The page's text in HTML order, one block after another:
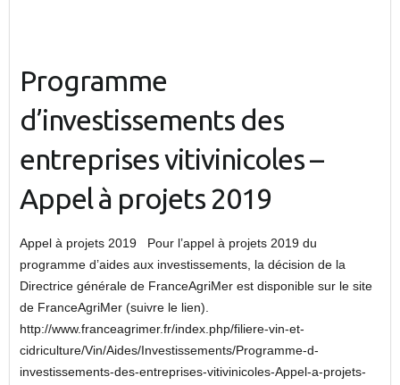
Programme
d’investissements des
entreprises vitivinicoles –
Appel à projets 2019
Appel à projets 2019 Pour l’appel à projets 2019 du
programme d’aides aux investissements, la décision de la
Directrice générale de FranceAgriMer est disponible sur le site
de FranceAgriMer (suivre le lien).
http://www.franceagrimer.fr/index.php/filiere-vin-et-
cidriculture/Vin/Aides/Investissements/Programme-d-
investissements-des-entreprises-vitivinicoles-Appel-a-projets-